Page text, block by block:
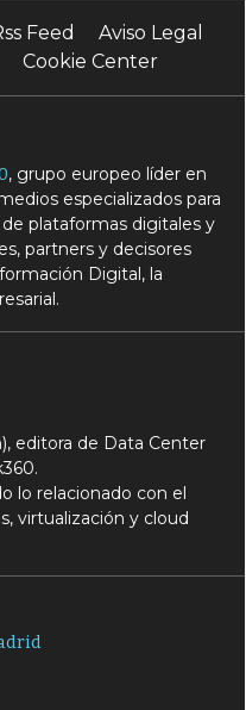
Feed
Aviso Legal
Cookie Center
, grupo europeo líder en
especializados para
plataformas digitales y
partners y decisores
Digital, la
editora de Data Center
lo relacionado con el
virtualización y cloud